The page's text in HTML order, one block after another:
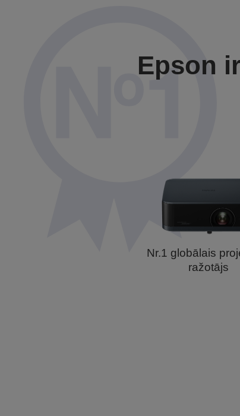
Epson
Nr.1 globālais
ražotājs